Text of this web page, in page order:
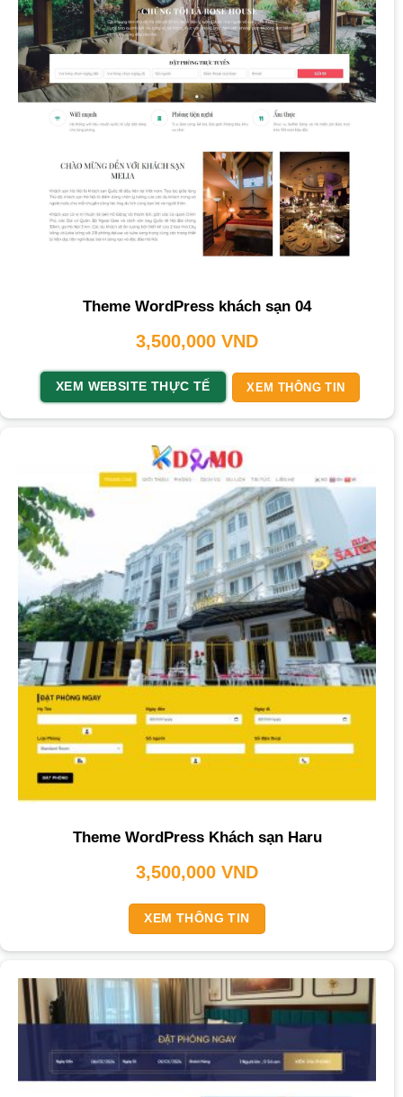
Theme WordPress khách sạn 04
3,500,000 VND
XEM WEBSITE THỰC TẾ XEM THÔNG TIN
Theme WordPress Khách sạn Haru
3,500,000 VND
XEM THÔNG TIN